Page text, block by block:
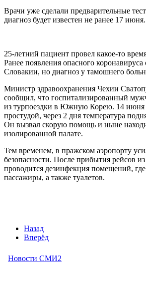
Врачи уже сделали предварительные
диагноз будет известен не ранее 17 июня.
25-летний пациент провел какое-то
Ранее появления опасного коронавируса
Словакии, но диагноз у тамошнего
Министр здравоохранения Чехии
сообщил, что госпитализированный
из турпоездки в Южную Корею. 14 июня
простудой, через 2 дня температура
Он вызвал скорую помощь и ныне
изолированной палате.
Тем временем, в пражском аэропорту
безопасности. После прибытия рейсов
проводится дезинфекция помещений,
пассажиры, а также туалетов.
Назад
Вперёд